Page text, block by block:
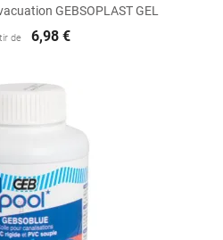
GEBSOPLAST GEL
de 6,98 €